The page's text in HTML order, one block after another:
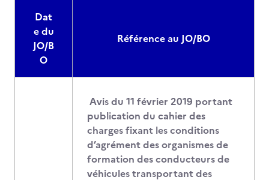
Dat
e du
JO/B
O
Référence au JO/BO
Avis du 11 février 2019 portant
publication du cahier des
charges fixant les conditions
d’agrément des organismes de
formation des conducteurs de
véhicules transportant des